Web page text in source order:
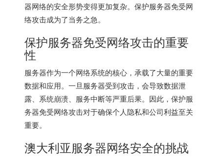
器网络的安全形势变得更加复杂。保护服务器免受网
络攻击成为了当务之急。
保护服务器免受网络攻击的重要
性
服务器作为一个网络系统的核心，承载了大量的重要
数据和应用。一旦服务器受到攻击，会导致数据泄
露、系统崩溃、服务中断等严重后果。因此，保护服
务器免受网络攻击对于确保个人隐私和公司利益至关
重要。
澳大利亚服务器网络安全的挑战